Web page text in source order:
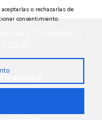
| C/ Londres, 1,
de cookies
o rechazarlas de
consentimiento.